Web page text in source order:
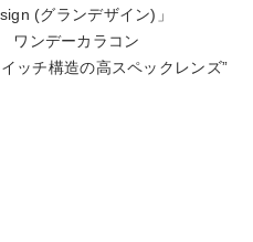
(グランデザイン)」
ンデーカラコン
ッチ構造の高スペックレンズ”